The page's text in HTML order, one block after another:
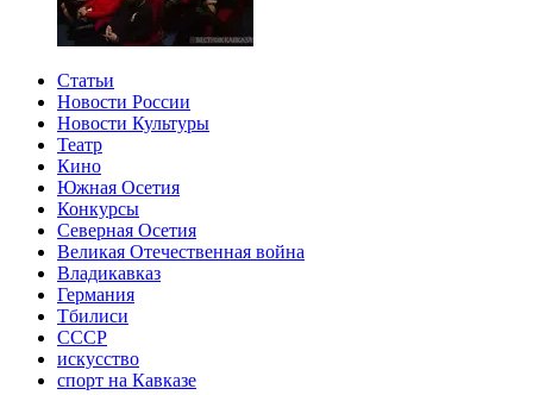
Статьи
Новости России
Новости Культуры
Театр
Кино
Южная Осетия
Конкурсы
Северная Осетия
Великая Отечественная война
Владикавказ
Германия
Тбилиси
СССР
искусство
спорт на Кавказе